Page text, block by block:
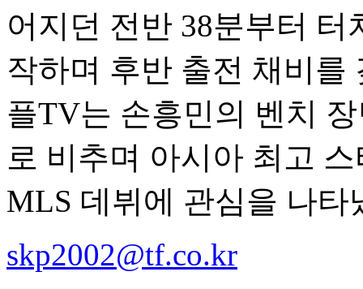
어지던 전반 38분부터
작하며 후반 출전 채비를
플TV는 손흥민의 벤치
로 비추며 아시아 최고
MLS 데뷔에 관심을 나타
skp2002@tf.co.kr